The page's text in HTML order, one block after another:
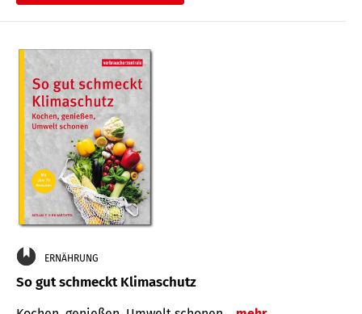
ERNÄHRUNG
So gut schmeckt Klimaschutz